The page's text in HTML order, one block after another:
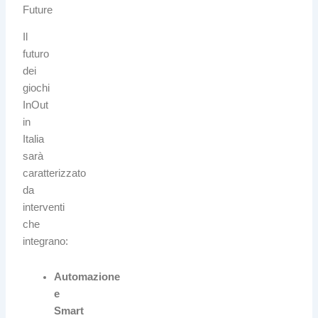
Future
futuro
dei
giochi
InOut
in
Italia
sarà
caratterizzato
da
interventi
che
integrano:
Automazione
e
Smart